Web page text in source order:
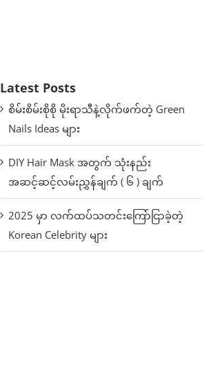
Latest Posts
စိမ်းစိမ်းစိုစို မိုးရာသီနဲ့လိုက်ဖက်တဲ့ Green
Nails Ideas များ
DIY Hair Mask အတွက် သုံးနည်း
အဆင့်ဆင့်လမ်းညွှန်ချက် ( ၆ ) ချက်
2025 မှာ လက်ထပ်သတင်းကြော်ငြာခဲ့တဲ့
Korean Celebrity များ